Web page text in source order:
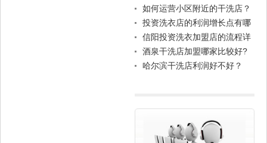
如何运营小区附近的干洗店？
投资洗衣店的利润增长点有哪
些
信阳投资洗衣加盟店的流程详
解，掌握这些不用愁
酒泉干洗店加盟哪家比较好?
哈尔滨干洗店利润好不好？